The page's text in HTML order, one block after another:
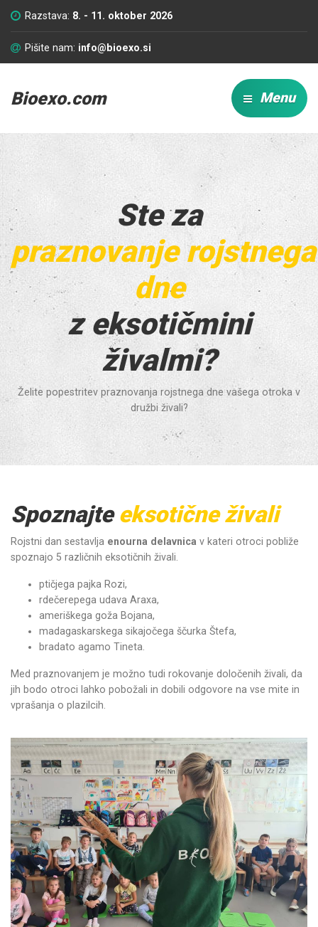
Razstava: 8. - 11. oktober 2026
Pišite nam: info@bioexo.si
Bioexo.com Menu
Ste za
praznovanje rojstnega
dne
z eksotičmini
živalmi?
Želite popestritev praznovanja rojstnega dne vašega otroka v
družbi živali?
Spoznajteeksotične živali
Rojstni dan sestavlja enourna delavnica v kateri otroci pobliže
spoznajo 5 različnih eksotičnih živali.
ptičjega pajka Rozi,
rdečerepega udava Araxa,
ameriškega goža Bojana,
madagaskarskega sikajočega ščurka Štefa,
bradato agamo Tineta.
Med praznovanjem je možno tudi rokovanje določenih živali, da
jih bodo otroci lahko pobožali in dobili odgovore na vse mite in
vprašanja o plazilcih.